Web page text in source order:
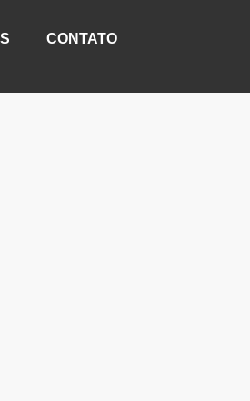
CONTATO